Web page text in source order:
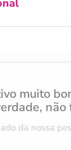
muito
não
da nossa